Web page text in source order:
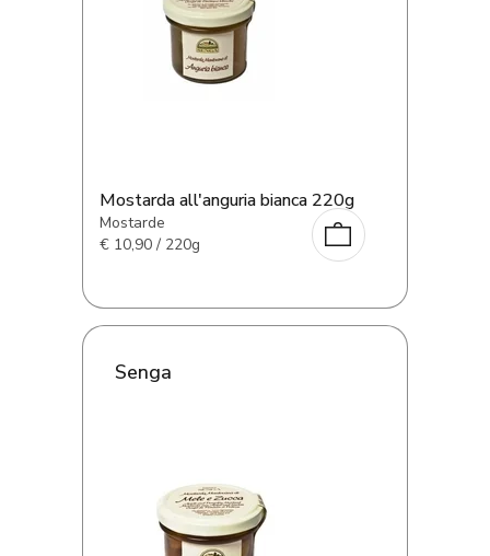
Mostarda all'anguria bianca 220g
Mostarde
€ 10,90 / 220g
Senga